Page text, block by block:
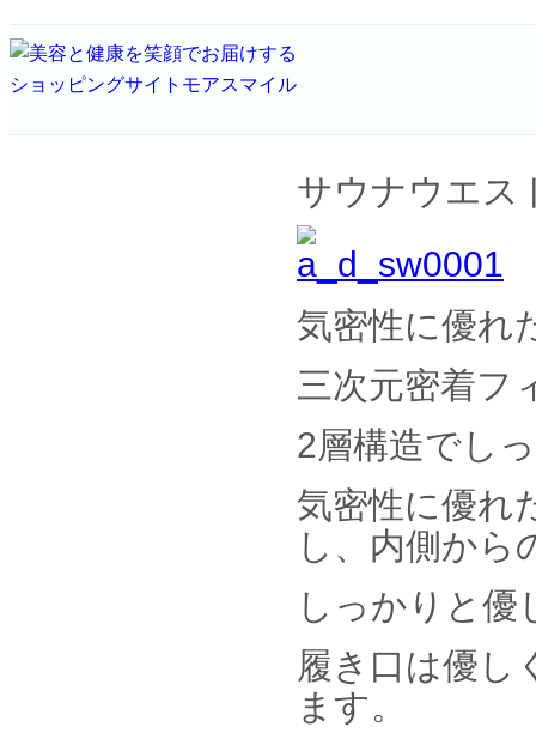
サウナウエス
気密性に優れ
三次元密着フ
2層構造でし
気密性に優れ
し、内側から
しっかりと優
履き口は優し
ます。